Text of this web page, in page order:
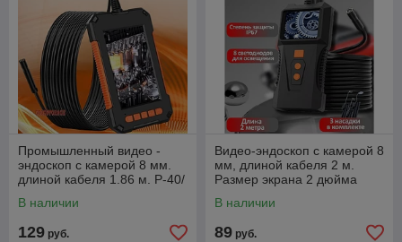
Промышленный видео -
эндоскоп с камерой 8 мм.
длиной кабеля 1.86 м. Р-40/
В наличии
129 руб.
Видео-эндоскоп с камерой 8
мм, длиной кабеля 2 м.
Размер экрана 2 дюйма
В наличии
89 руб.